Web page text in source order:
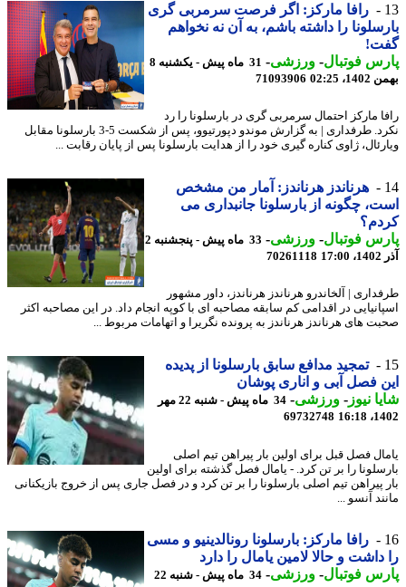
رافا مارکز: اگر فرصت سرمربی گری
را داشته باشم، به آن نه نخواهم
فوتبال-ورزشی-
31 ماه پیش - یکشنبه 8
02:25
71093906
مارکز احتمال سرمربی گری در بارسلونا را رد
نکرد. طرفداری | به گزارش موندو دپورتیوو، پس از شکست 5-3 بارسلونا مقابل
ژاوی کناره گیری خود را از هدایت بارسلونا پس از پایان رقابت ...
هرناندز هرناندز: آمار من مشخص
چگونه از بارسلونا جانبداری می
فوتبال-ورزشی-
33 ماه پیش - پنجشنبه 2
70261118
| آلخاندرو هرناندز هرناندز، داور مشهور
در اقدامی کم سابقه مصاحبه ای با کوپه انجام داد. در این مصاحبه اکثر
های هرناندز هرناندز به پرونده نگریرا و اتهامات مربوط ...
تمجید مدافع سابق بارسلونا از پدیده
فصل آبی و اناری پوشان
نیوز-ورزشی-
34 ماه پیش - شنبه 22 مهر
69732748
فصل قبل برای اولین بار پیراهن تیم اصلی
را بر تن کرد. - یامال فصل گذشته برای اولین
پیراهن تیم اصلی بارسلونا را بر تن کرد و در فصل جاری پس از خروج بازیکنانی
آنسو ...
رافا مارکز: بارسلونا رونالدینیو و مسی
و حالا لامین یامال را دارد
فوتبال-ورزشی-
34 ماه پیش - شنبه 22